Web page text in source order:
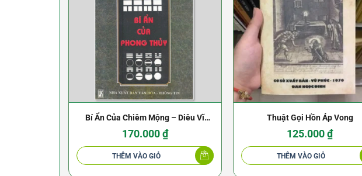
Bí Ẩn Của Chiêm Mộng – Diêu Vĩ
Quân – 1997
170.000₫
THÊM VÀO GIỎ
Thuật Gọi Hồn Áp Vong
125.000₫
THÊM VÀO GIỎ